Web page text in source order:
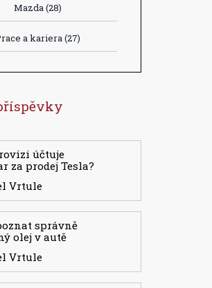
Mazda(28)
a kariera(27)
účtuje
za prodej Tesla?
Vrtule
správně
olej v autě
Vrtule